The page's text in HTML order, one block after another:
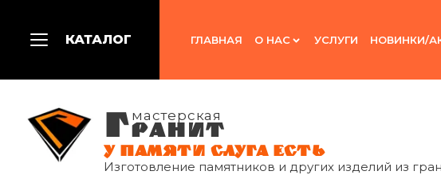
КАТАЛОГ ГЛАВНАЯ О НАС УСЛУГИ НОВИНКИ/
мастерская
ГРАНИТ
У ПАМЯТИ СЛУГА ЕСТЬ
Изготовление памятников и других изделий из